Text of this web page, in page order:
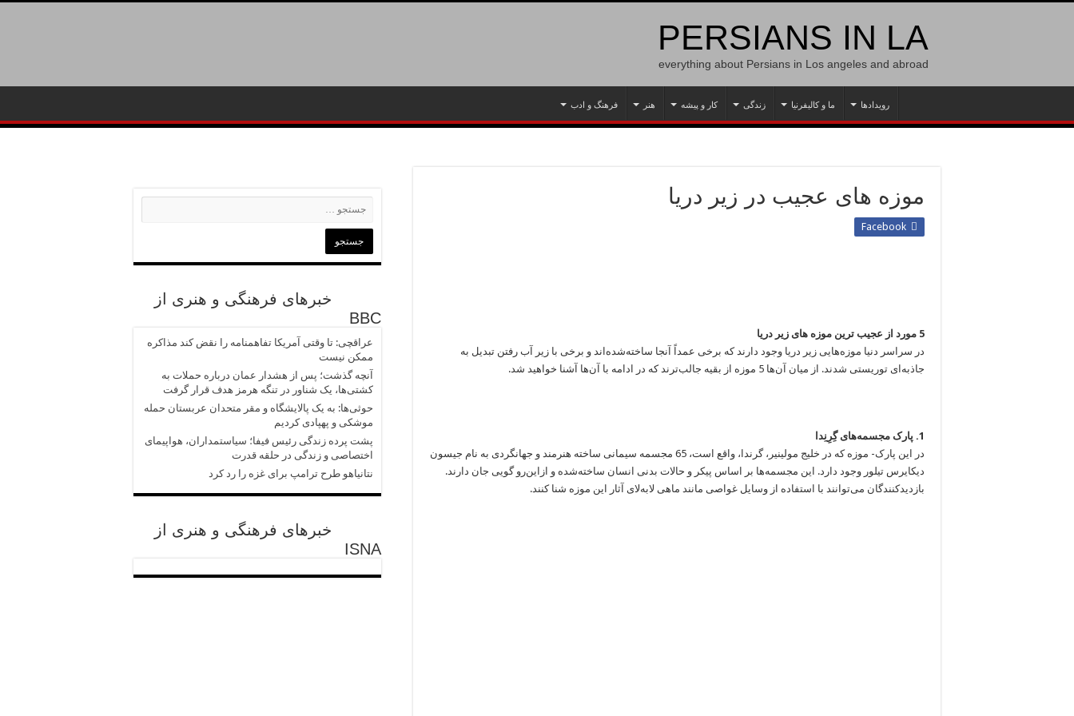
PERSIANS IN LA
everything about Persians in Los angeles and abroad
رویدادها ما و کالیفرنیا زندگی کار و پیشه هنر فرهنگ و ادب
موزه های عجیب در زیر دریا
Facebook
5 مورد از عجیب ترین موزه های زیر دریا
در سراسر دنیا موزه‌هایی زیر دریا وجود دارند که برخی عمداً آنجا ساخته‌شده‌اند و برخی با زیر آب رفتن تبدیل به
جاذبه‌ای توریستی شدند. از میان آن‌ها 5 موزه از بقیه جالب‌ترند که در ادامه با آن‌ها آشنا خواهید شد.
1. پارک مجسمه‌های گِرِنِدا
در این پارک- موزه که در خلیج مولینیر، گرندا، واقع است، 65 مجسمه سیمانی ساخته هنرمند و جهانگردی به نام جیسون
دیکایرس تیلور وجود دارد. این مجسمه‌ها بر اساس پیکر و حالات بدنی انسان ساخته‌شده و ازاین‌رو گویی جان دارند.
بازدیدکنندگان می‌توانند با استفاده از وسایل غواصی مانند ماهی لابه‌لای آثار این موزه شنا کنند.
خبرهای فرهنگی و هنری از
BBC
عراقچی: تا وقتی آمریکا تفاهمنامه را نقض کند مذاکره
ممکن نیست
آنچه گذشت؛ پس از هشدار عمان درباره حملات به
کشتی‌ها، یک شناور در تنگه هرمز هدف قرار گرفت
حوثی‌ها: به یک پالایشگاه و مقر متحدان عربستان حمله
موشکی و پهپادی کردیم
پشت پرده زندگی رئیس فیفا؛ سیاستمداران، هواپیمای
اختصاصی و زندگی در حلقه قدرت
نتانیاهو طرح ترامپ برای غزه را رد کرد
خبرهای فرهنگی و هنری از
ISNA